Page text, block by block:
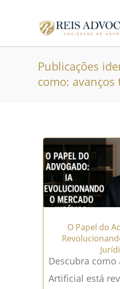
Publicações
como: avanços
O Papel do
Descubra como
Artificial está